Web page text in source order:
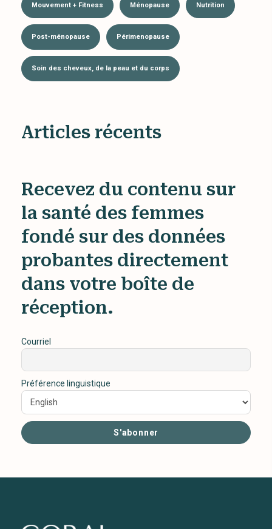
Mouvement + Fitness Ménopause Nutrition
Post-ménopause Périmenopause
Soin des cheveux, de la peau et du corps
Articles récents
Recevez du contenu sur
la santé des femmes
fondé sur des données
probantes directement
dans votre boîte de
réception.
Courriel
Préférence linguistique